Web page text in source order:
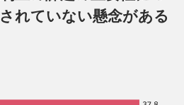
れていない懸念がある